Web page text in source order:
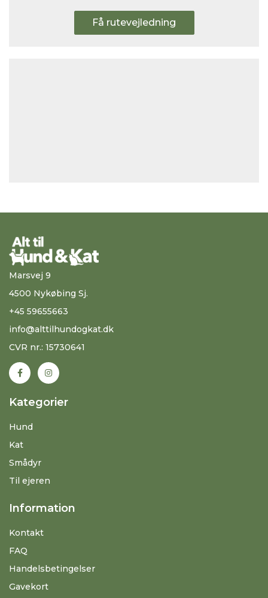
Få rutevejledning
Marsvej 9
4500 Nykøbing Sj.
+45 59655663
info@alttilhundogkat.dk
CVR nr.: 15730641
Kategorier
Hund
Kat
Smådyr
Til ejeren
Information
Kontakt
FAQ
Handelsbetingelser
Gavekort